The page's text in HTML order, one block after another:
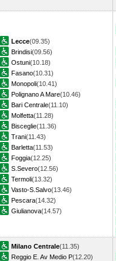
Lecce(09.35)
Brindisi(09.56)
Ostuni(10.18)
Fasano(10.31)
Monopoli(10.41)
Polignano A Mare(10.46)
Bari Centrale(11.10)
Molfetta(11.28)
Bisceglie(11.36)
Trani(11.43)
Barletta(11.53)
Foggia(12.25)
S.Severo(12.56)
Termoli(13.32)
Vasto-S.Salvo(13.46)
Pescara(14.32)
Giulianova(14.57)
Milano Centrale(11.35)
Reggio E. Av Medio P(12.20)